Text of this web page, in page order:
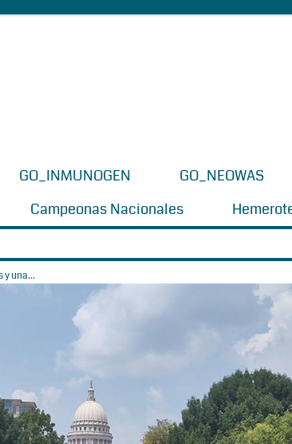
GO_INMUNOGEN GO_NEOWAS
Campeonas Nacionales
y una...